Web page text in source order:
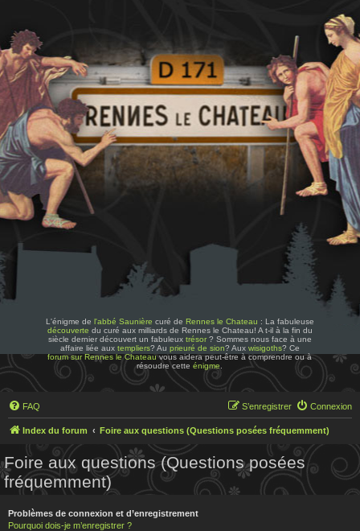
L'énigme de l'abbé Saunière curé de Rennes le Chateau : La fabuleuse
découverte du curé aux milliards de Rennes le Chateau! A t-il à la fin du
siècle dernier découvert un fabuleux trésor? Sommes nous face à une
affaire liée aux templiers? Au prieuré de sion? Aux wisigoths? Ce
forum sur Rennes le Chateauvous aidera peut-être à comprendre ou à
résoudre cetteénigme
FAQ Connexion
S’enregistrer
Index du forum Foire aux questions (Questions posées fréquemment)
Foire aux questions (Questions posées
fréquemment)
Problèmes de connexion et d’enregistrement
Pourquoi dois-je m’enregistrer ?